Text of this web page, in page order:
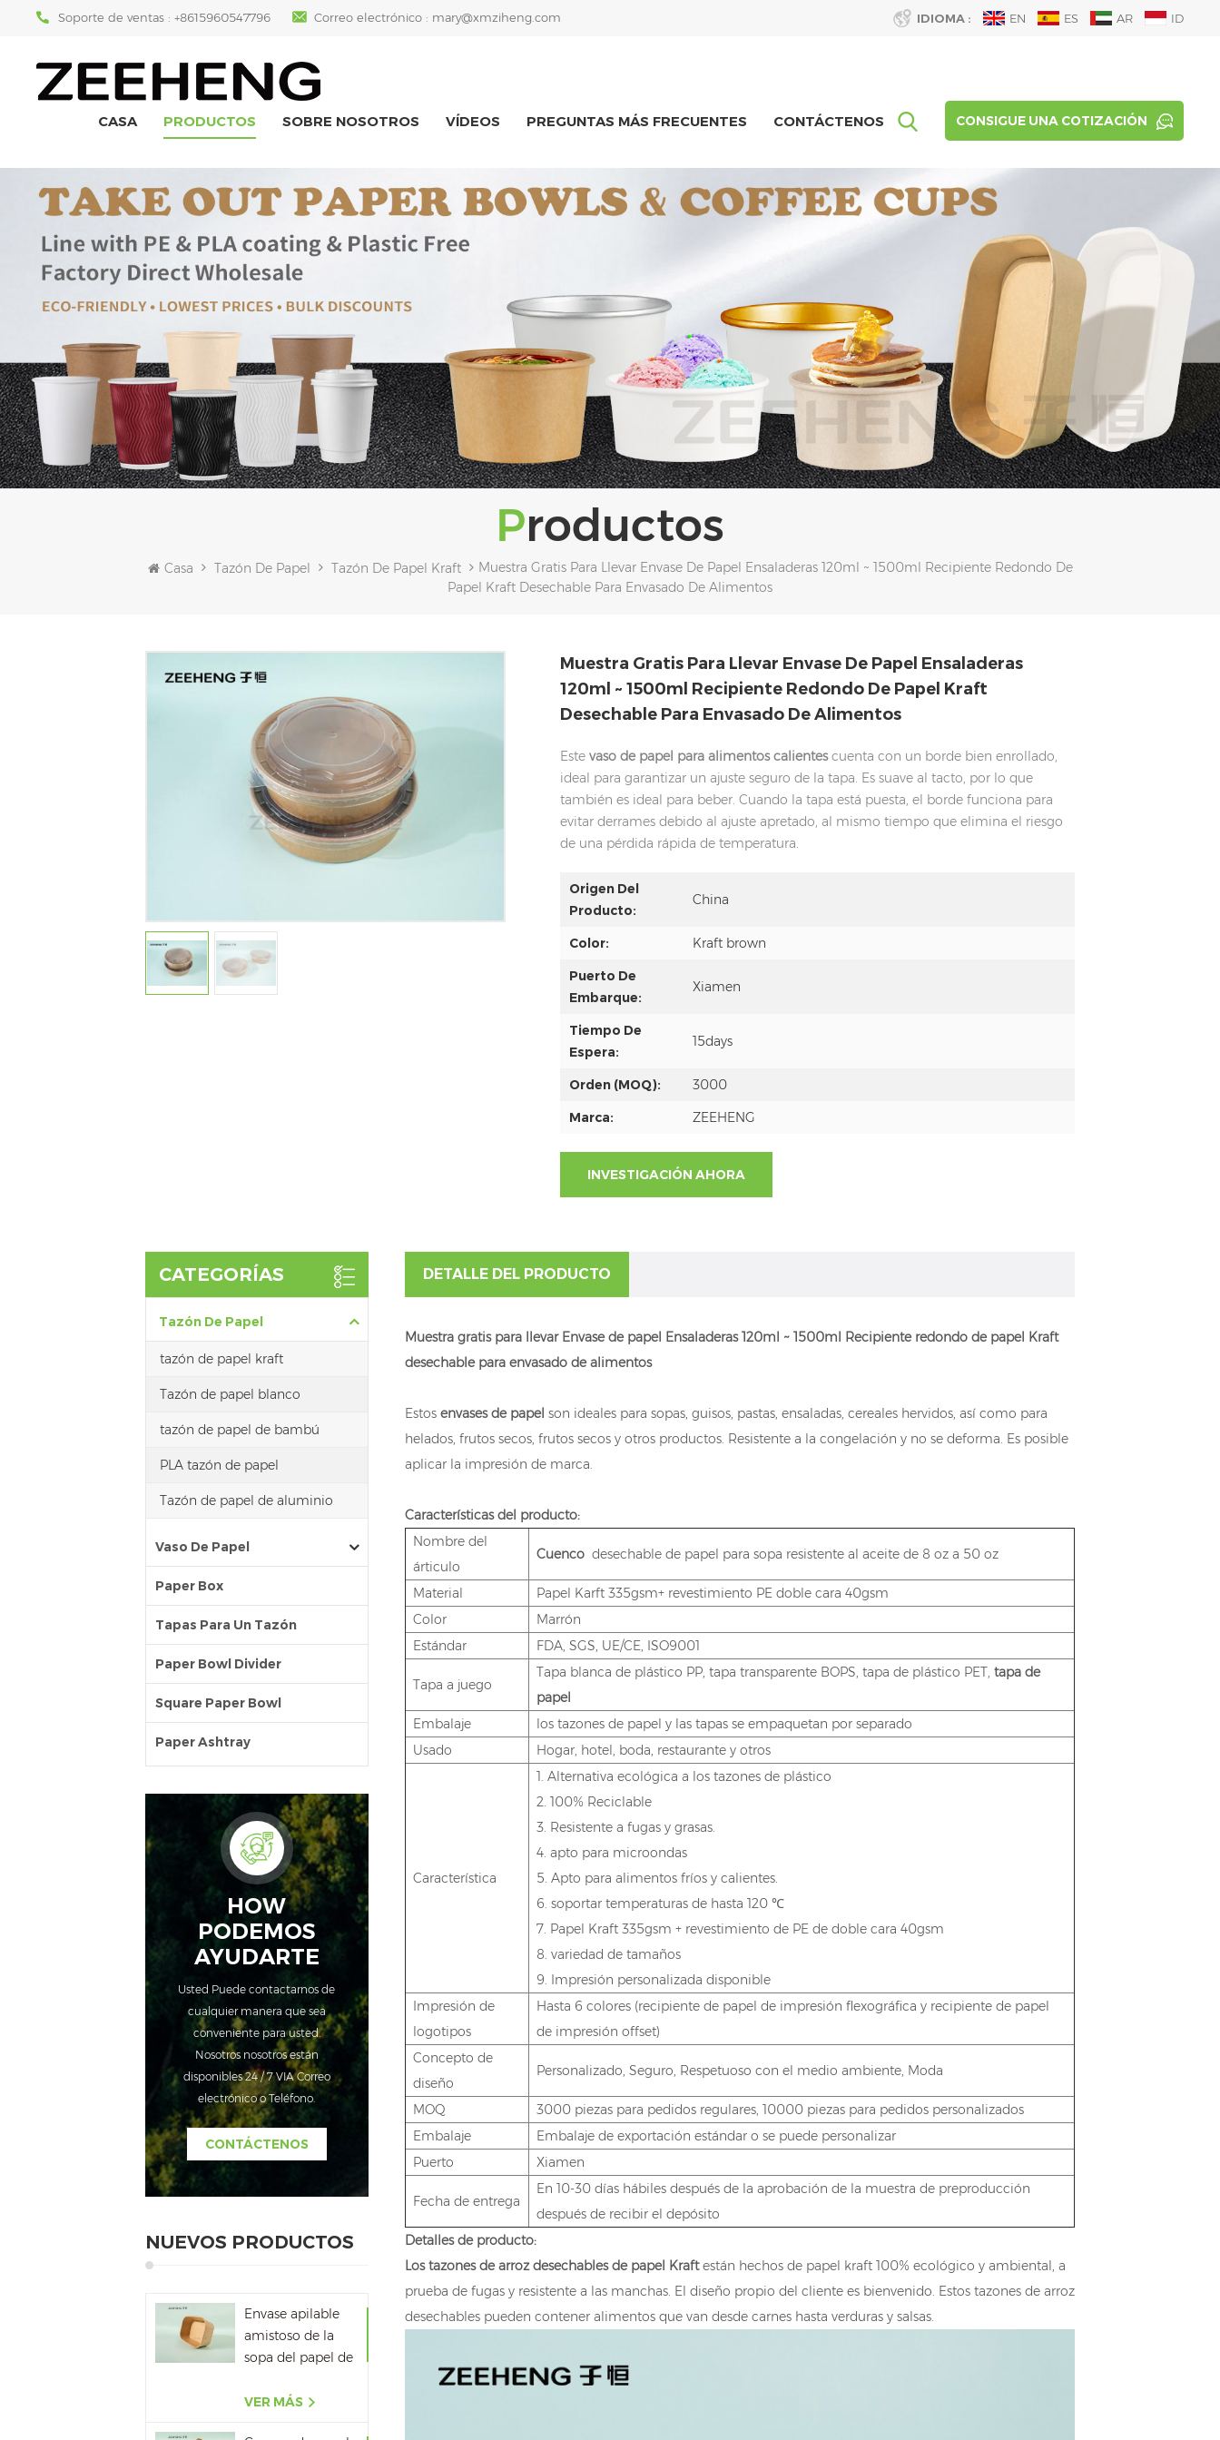
IDIOMA : EN ES AR ID
Soporte de ventas : +8615960547796 Correo electrónico : mary@xmziheng.com
CONSIGUE UNA COTIZACIÓN
CASA PRODUCTOS SOBRE NOSOTROS VÍDEOS PREGUNTAS MÁS FRECUENTES CONTÁCTENOS
Productos
Casa Tazón De Papel Tazón De Papel Kraft
Muestra Gratis Para Llevar Envase De Papel Ensaladeras 120ml ~ 1500ml Recipiente Redondo De
Papel Kraft Desechable Para Envasado De Alimentos
Muestra Gratis Para Llevar Envase De Papel Ensaladeras
120ml ~ 1500ml Recipiente Redondo De Papel Kraft
Desechable Para Envasado De Alimentos
Este vaso de papel para alimentos calientescuenta con un borde bien enrollado,
ideal para garantizar un ajuste seguro de la tapa. Es suave al tacto, por lo que
también es ideal para beber. Cuando la tapa está puesta, el borde funciona para
evitar derrames debido al ajuste apretado, al mismo tiempo que elimina el riesgo
de una pérdida rápida de temperatura.
Origen Del
Producto:
China
Color:
Kraft brown
Puerto De
Embarque:
Xiamen
Tiempo De
Espera:
15days
Orden (MOQ):
3000
Marca:
ZEEHENG
INVESTIGACIÓN AHORA
CATEGORÍAS
Tazón De Papel
tazón de papel kraft
Tazón de papel blanco
tazón de papel de bambú
PLA tazón de papel
Tazón de papel de aluminio
Vaso De Papel
Paper Box
Tapas Para Un Tazón
Paper Bowl Divider
Square Paper Bowl
Paper Ashtray
HOW
PODEMOS
AYUDARTE
Usted Puede contactarnos de
cualquier manera que sea
conveniente para usted.
Nosotros nosotros están
disponibles 24 / 7 VIA Correo
electrónico o Teléfono.
CONTÁCTENOS
NUEVOS PRODUCTOS
Envase apilable
amistoso de la
sopa del papel de
papel de Kraft de
VER MÁS
DETALLE DEL PRODUCTO
Muestra gratis para llevar Envase de papel Ensaladeras 120ml ~ 1500ml Recipiente redondo de papel Kraft
desechable para envasado de alimentos
Estos envases de papel son ideales para sopas, guisos, pastas, ensaladas, cereales hervidos, así como para
helados, frutos secos, frutos secos y otros productos. Resistente a la congelación y no se deforma. Es posible
aplicar la impresión de marca.
Características del producto:
Nombre del
árticulo
Cuenco desechable de papel para sopa resistente al aceite de 8 oz a 50 oz
Material
Papel Karft 335gsm+ revestimiento PE doble cara 40gsm
Color
Marrón
Estándar
FDA, SGS, UE/CE, ISO9001
Tapa a juego
Tapa blanca de plástico PP, tapa transparente BOPS, tapa de plástico PET, tapa de
papel
Embalaje
los tazones de papel y las tapas se empaquetan por separado
Usado
Hogar, hotel, boda, restaurante y otros
Característica
1. Alternativa ecológica a los tazones de plástico
2. 100% Reciclable
3. Resistente a fugas y grasas.
4. apto para microondas
5. Apto para alimentos fríos y calientes.
6. soportar temperaturas de hasta 120 ℃
7. Papel Kraft 335gsm + revestimiento de PE de doble cara 40gsm
8. variedad de tamaños
9. Impresión personalizada disponible
Impresión de
logotipos
Hasta 6 colores (recipiente de papel de impresión flexográfica y recipiente de papel
de impresión offset)
Concepto de
diseño
Personalizado, Seguro, Respetuoso con el medio ambiente, Moda
MOQ
3000 piezas para pedidos regulares, 10000 piezas para pedidos personalizados
Embalaje
Embalaje de exportación estándar o se puede personalizar
Puerto
Xiamen
Fecha de entrega
En 10-30 días hábiles después de la aprobación de la muestra de preproducción
después de recibir el depósito
Detalles de producto:
Los tazones de arroz desechables de papel Kraftestán hechos de papel kraft 100% ecológico y ambiental, a
prueba de fugas y resistente a las manchas. El diseño propio del cliente es bienvenido. Estos tazones de arroz
desechables pueden contener alimentos que van desde carnes hasta verduras y salsas.